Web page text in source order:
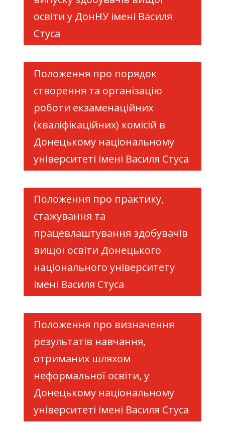
освіти у ДонНУ імені Василя
Стуса
Положення про порядок
створення та організацію
роботи екзаменаційних
(кваліфікаційних) комісій в
Донецькому національному
університеті імені Василя Стуса
Положення про практику,
стажування та
працевлаштування здобувачів
вищої освіти Донецького
національного університету
імені Василя Стуса
Положення про визначення
результатів навчання,
отриманих шляхом
неформальної освіти, у
Донецькому національному
університеті імені Василя Стуса